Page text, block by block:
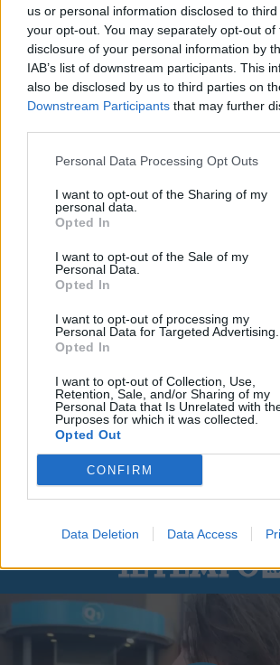
us or personal information disclosed to
your opt-out. You may separately opt-out of
disclosure of your personal information by
IAB’s list of downstream participants. This
also be disclosed by us to third parties on
Downstream Participants that may further
Personal Data Processing Opt Outs
I want to opt-out of the Sharing of my
personal data.
Opted In
I want to opt-out of the Sale of my
Personal Data.
Opted In
I want to opt-out of processing my
Personal Data for Targeted Advertising.
Opted In
I want to opt-out of Collection, Use,
Retention, Sale, and/or Sharing of my
Personal Data that Is Unrelated with
Purposes for which it was collected.
Opted Out
CONFIRM
Data Deletion Data Access